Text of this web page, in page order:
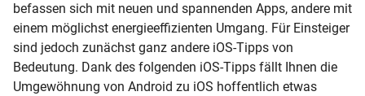
befassen sich mit neuen und spannenden Apps, andere mit
einem möglichst energieeffizienten Umgang. Für Einsteiger
sind jedoch zunächst ganz andere iOS-Tipps von
Bedeutung. Dank des folgenden iOS-Tipps fällt Ihnen die
Umgewöhnung von Android zu iOS hoffentlich etwas